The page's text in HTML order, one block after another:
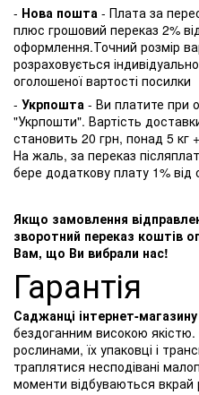
- Нова пошта - Плата за
плюс грошовий переказ 2%
оформлення.Точний розмір
розраховується
оголошеної вартості посилки
- Укрпошта - Ви платите при
"Укрпошти". Вартість
становить 20 грн, понад 5 кг
На жаль, за переказ
бере додаткову плату 1% від
Якщо замовлення
зворотний переказ коштів
Вам, що Ви вибрали нас!
Гарантія
Саджанці інтернет-
бездоганним високою
рослинами, їх упаковці і
траплятися несподівані
моменти відбуваються вкрай